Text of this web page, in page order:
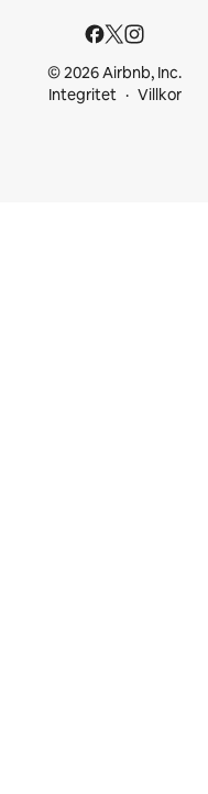
© 2026 Airbnb, Inc.
Integritet
Villkor